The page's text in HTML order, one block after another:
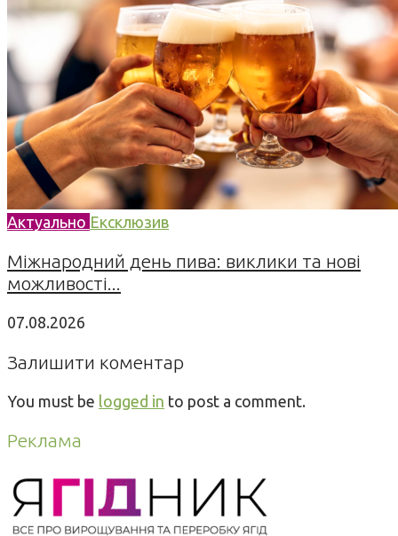
Актуально Ексклюзив
Міжнародний день пива: виклики та нові
можливості...
07.08.2026
Залишити коментар
You must be logged in to post a comment.
Реклама